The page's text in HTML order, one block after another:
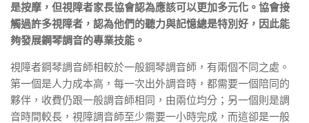
是按摩，但視障者家長協會認為應該可以更加多元化。協會接
觸過許多視障者，認為他們的聽力與記憶總是特別好，因此能
夠發展鋼琴調音的專業技能。
視障者鋼琴調音師相較於一般鋼琴調音師，有兩個不同之處。
第一個是人力成本高，每一次出外調音時，都需要一個陪同的
夥伴，收費仍跟一般調音師相同，由兩位均分；另一個則是調
音時間較長，視障調音師至少需要一小時完成，而這卻是一般